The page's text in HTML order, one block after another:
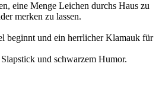
eine Menge Leichen durchs Haus zu
merken zu lassen.
beginnt und ein herrlicher Klamauk für
und schwarzem Humor.